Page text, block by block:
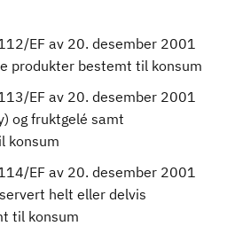
EF av 20. desember 2001
produkter bestemt til konsum
EF av 20. desember 2001
og fruktgelé samt
konsum
EF av 20. desember 2001
helt eller delvis
til konsum